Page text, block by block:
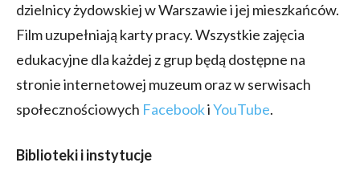
dzielnicy żydowskiej w Warszawie i jej mieszkańców.
Film uzupełniają karty pracy. Wszystkie zajęcia
edukacyjne dla każdej z grup będą dostępne na
stronie internetowej muzeum oraz w serwisach
społecznościowych FacebookiYouTube.
Biblioteki i instytucje